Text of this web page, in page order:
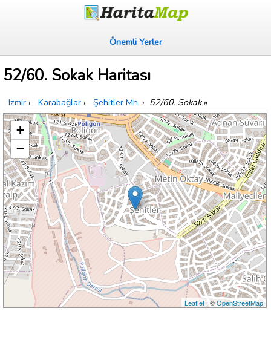
Önemli Yerler
52/60. Sokak Haritası
Izmir › Karabağlar › Şehitler Mh. › 52/60. Sokak»
+
−
Leaflet| ©OpenStreetMap